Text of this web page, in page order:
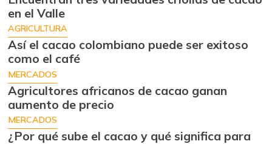
en el Valle
AGRICULTURA
Así el cacao colombiano puede ser exitoso
como el café
MERCADOS
Agricultores africanos de cacao ganan
aumento de precio
MERCADOS
¿Por qué sube el cacao y qué significa para